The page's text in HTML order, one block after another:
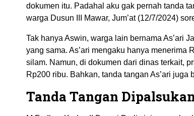
dokumen itu. Padahal aku gak pernah tanda
warga Dusun III Mawar, Jum’at (12/7/2024)
Tak hanya Aswin, warga lain bernama As’ari
yang sama. As’ari mengaku hanya menerima
silam. Namun, di dokumen dari dinas terkait,
Rp200 ribu. Bahkan, tanda tangan As’ari juga
Tanda Tangan